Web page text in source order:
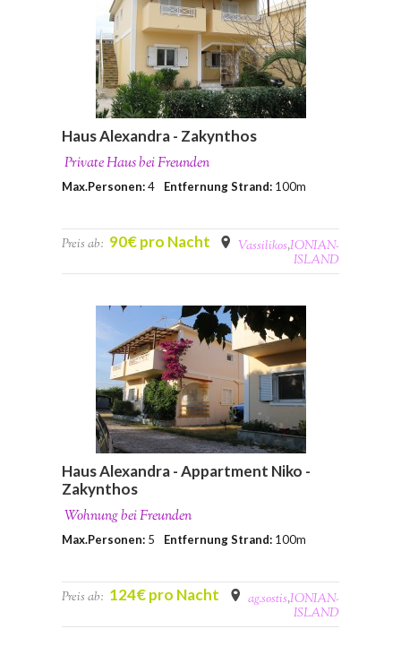
Haus Alexandra - Zakynthos
Private Haus bei Freunden
Max.Personen:4 Entfernung Strand: 100m
Preis ab: 90€ pro Nacht Vassilikos,IONIAN-
ISLAND
Haus Alexandra - Appartment Niko -
Zakynthos
Wohnung bei Freunden
Max.Personen: 5 Entfernung Strand: 100m
Preis ab: 124€ pro Nacht ag.sostis,IONIAN-
ISLAND